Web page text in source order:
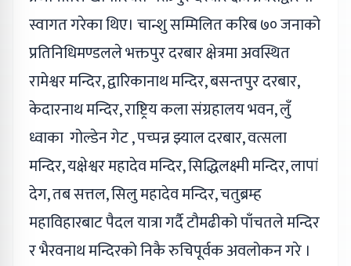
स्वागत गरेका थिए। चान्शु सम्मिलित करिब ७० जनाको
प्रतिनिधिमण्डलले भक्तपुर दरबार क्षेत्रमा अवस्थित
रामेश्वर मन्दिर, द्वारिकानाथ मन्दिर, बसन्तपुर दरबार,
केदारनाथ मन्दिर, राष्ट्रिय कला संग्रहालय भवन, लुँ
ध्वाका गोल्डेन गेट , पच्पन्न झ्याल दरबार, वत्सला
मन्दिर, यक्षेश्वर महादेव मन्दिर, सिद्धिलक्ष्मी मन्दिर, लापां
देग, तब सत्तल, सिलु महादेव मन्दिर, चतुब्रम्ह
महाविहारबाट पैदल यात्रा गर्दै टौमढीको पाँचतले मन्दिर
र भैरवनाथ मन्दिरको निकै रुचिपूर्वक अवलोकन गरे ।